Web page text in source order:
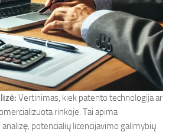
Vertinimas, kiek patento technologija ar
rinkoje. Tai apima
potencialių licencijavimo galimybių